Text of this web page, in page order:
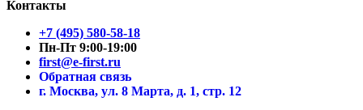
Контакты
+7 (495) 580-58-18
Пн-Пт 9:00-19:00
first@e-first.ru
Обратная связь
г. Москва, ул. 8 Марта, д. 1, стр. 12